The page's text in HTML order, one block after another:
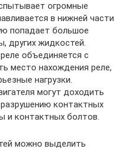
огромные
в нижней части
попадает большое
других жидкостей.
объединяется с
место нахождения реле,
нагрузки.
могут доходить
контактных
и контактных болтов.
можно выделить